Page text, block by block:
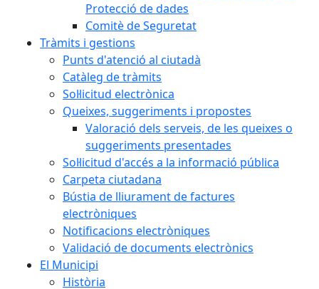
Protecció de dades
Comitè de Seguretat
Tràmits i gestions
Punts d'atenció al ciutadà
Catàleg de tràmits
Sol·licitud electrònica
Queixes, suggeriments i propostes
Valoració dels serveis, de les queixes o
suggeriments presentades
Sol·licitud d'accés a la informació pública
Carpeta ciutadana
Bústia de lliurament de factures
electròniques
Notificacions electròniques
Validació de documents electrònics
El Municipi
Història